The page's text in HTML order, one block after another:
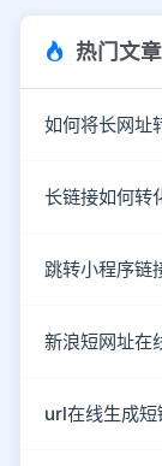
热门文章
如何将长网址
长链接如何转
跳转小程序链
新浪短网址在
url在线生成短